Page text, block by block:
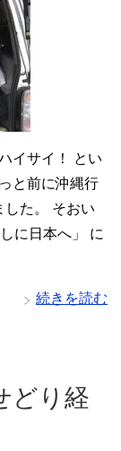
イサイ！ とい
と前に沖縄行
した。 そおい
に日本へ」 に
続きを読む
どり経